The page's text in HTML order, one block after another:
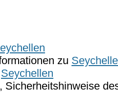
zu
Seychellen
Sicherheitshinweise